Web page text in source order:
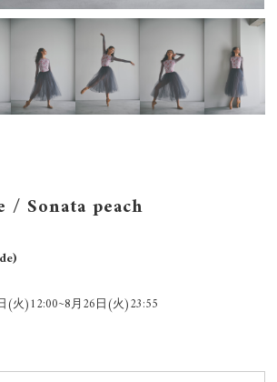
/ Sonata peach
火)12:00~8月26日(火)23:55